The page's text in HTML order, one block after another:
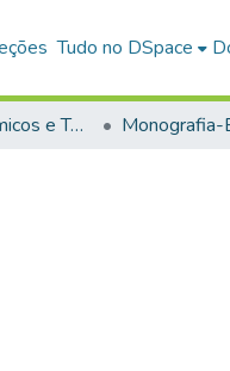
Tudo no DSpace
Trabalhos Acadêmicos e Técnicos Monografia-